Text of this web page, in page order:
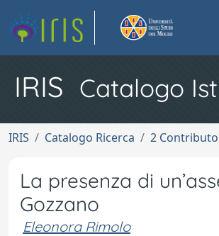
IRIS Catalogo
IRIS Catalogo Ricerca 2
La presenza di
Gozzano
Eleonora Rimolo